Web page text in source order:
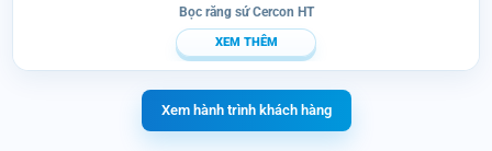
Bọc răng sứ Cercon HT
XEM THÊM
Xem hành trình khách hàng